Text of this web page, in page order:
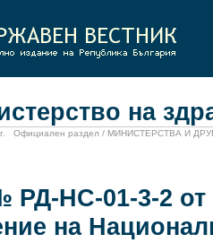
на
г. Официален раздел / МИНИСТЕРСТВА И
НС-01-3-2 от
на